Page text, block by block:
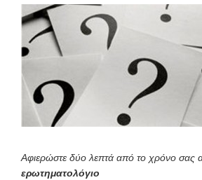
Αφιερώστε δύο λεπτά από το χρόνο σας
ερωτηματολόγιο